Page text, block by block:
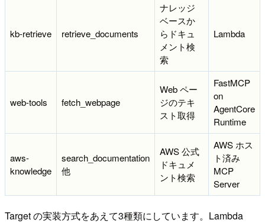
kb-retrieve retrieve_documents
ナレッジ
ベースか
らドキュ
メント検
索
Lambda
web-tools fetch_webpage
Web ペー
ジのテキ
スト取得
FastMCP
on
AgentCore
Runtime
aws-
knowledge
search_documentation
他
AWS 公式
ドキュメ
ント検索
AWS ホス
ト済み
MCP
Server
Target の実装方式をあえて3種類にしています。Lambda